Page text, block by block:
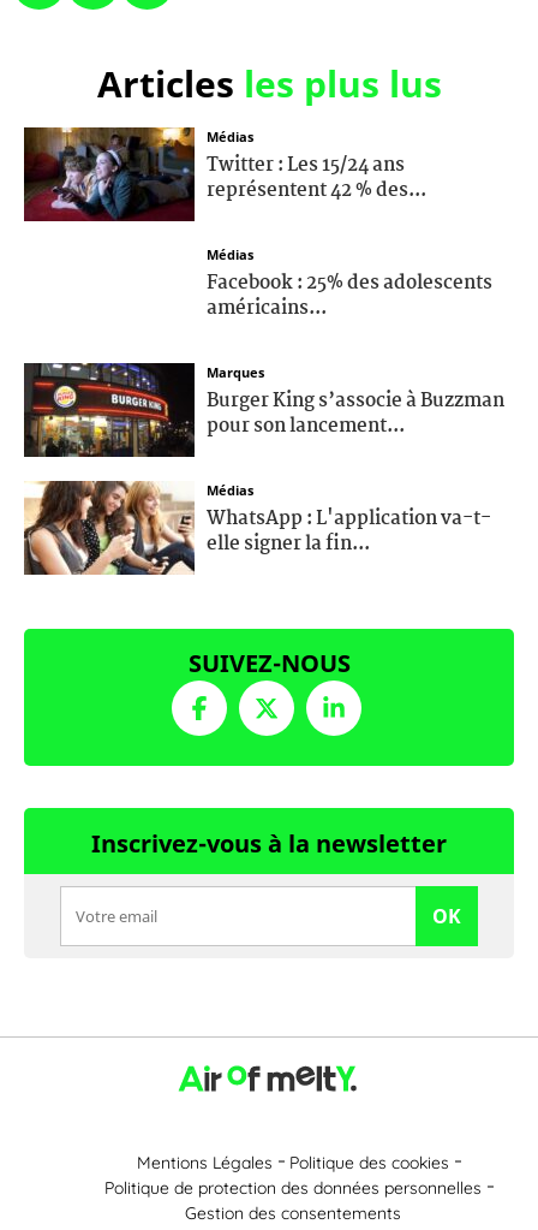
Articles les plus lus
Médias
Twitter : Les 15/24 ans
représentent 42 % des...
Médias
Facebook : 25% des adolescents
américains...
Marques
Burger King s’associe à Buzzman
pour son lancement...
Médias
WhatsApp : L'application va-t-
elle signer la fin...
SUIVEZ-NOUS
Inscrivez-vous à la newsletter
OK
Mentions Légales
Politique des cookies
Politique de protection des données personnelles
Gestion des consentements